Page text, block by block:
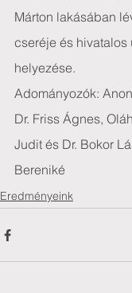
Márton lakásában
cseréje és hivatalos
helyezése.
Adományozók:
Dr. Friss Ágnes,
Judit és Dr. Bokor
Bereniké
Eredményeink